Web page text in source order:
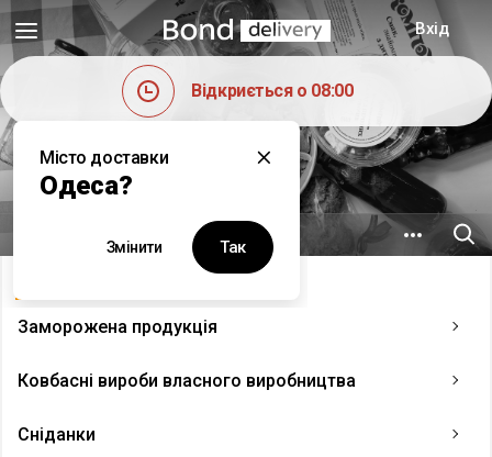
Місто доставки
Одеса?
Змінити Так
Вхід
Відкриється о 08:00
Компот
Академіка Філатова, 2в
1.4 км
Заморожена продукція
Ковбасні вироби власного виробництва
Сніданки